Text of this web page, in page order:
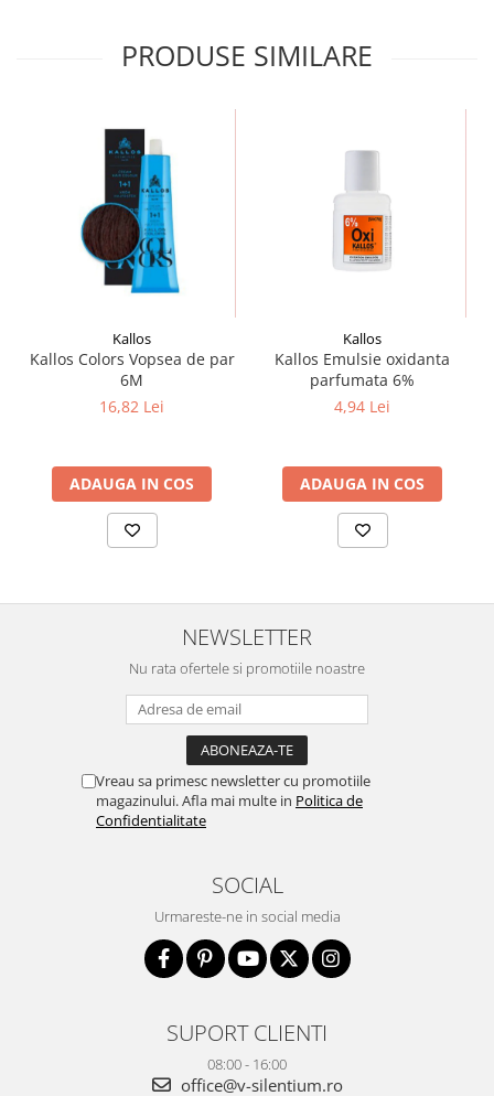
PRODUSE SIMILARE
Kallos
Kallos Colors Vopsea de par
6M
16,82 Lei
ADAUGA IN COS
Kallos
Kallos Emulsie oxidanta
parfumata 6%
4,94 Lei
ADAUGA IN COS
NEWSLETTER
Nu rata ofertele si promotiile noastre
Vreau sa primesc newsletter cu promotiile
magazinului. Afla mai multe in Politica de
Confidentialitate
SOCIAL
Urmareste-ne in social media
SUPORT CLIENTI
08:00 - 16:00
office@v-silentium.ro